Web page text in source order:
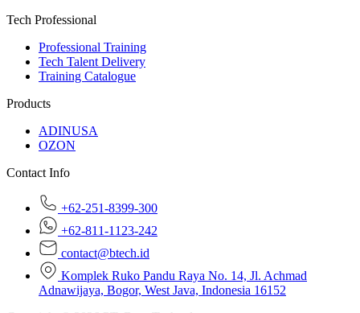
Tech Professional
Professional Training
Tech Talent Delivery
Training Catalogue
Products
ADINUSA
OZON
Contact Info
+62-251-8399-300
+62-811-1123-242
contact@btech.id
Komplek Ruko Pandu Raya No. 14, Jl. Achmad
Adnawijaya, Bogor, West Java, Indonesia 16152